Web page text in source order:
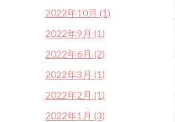
2022年10月 (1)
2022年9月 (1)
2022年6月 (2)
2022年3月 (1)
2022年2月 (1)
2022年1月 (3)